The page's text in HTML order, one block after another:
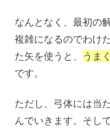
なんとなく、最初の
複雑になるのでわけ
た矢を使うと、
うま
です。
ただし、弓体には当
んでいきます。そして